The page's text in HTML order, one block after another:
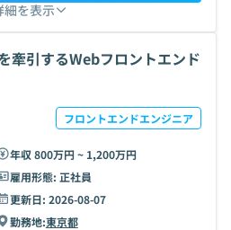
細を表示
牽引するWebフロントエンド
フロントエンドエンジニア
年収 800万円 ~ 1,200万円
雇用形態: 正社員
更新日: 2026-08-07
勤務地:東京都